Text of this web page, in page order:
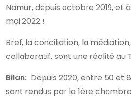
Namur, depuis octobre 2019, et
mai 2022 !
Bref, la conciliation, la
collaboratif, sont une réalité au
Bilan: Depuis 2020, entre 50 et
sont rendus par la 1ère